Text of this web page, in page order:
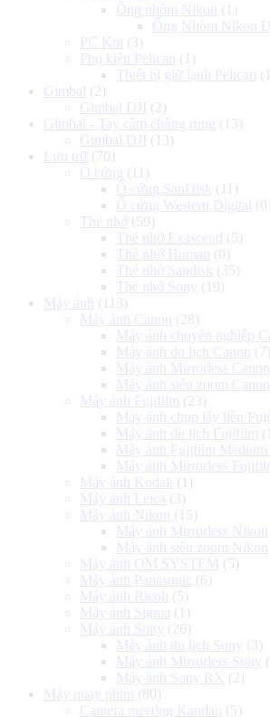
Ống nhòm Nikon
(1)
Ống Nhòm Nikon
PC Km (3)
Phụ kiện Pelican
(1)
Thiết bị giữ lạnh Pelican
Gimbal (2)
Gimbal DJI (2)
Gimbal - Tay cầm chống rung (13)
Gimbal DJI (13)
Lưu trữ (70)
Ổ cứng (11)
Ổ cứng SanDisk (11)
Ổ cứng Western Digital (0)
Thẻ nhớ (59)
Thẻ nhớ Exascend
(5)
Thẻ nhớ Homan
(0)
Thẻ nhớ Sandisk (35)
Thẻ nhớ Sony (19)
Máy ảnh
(113)
Máy ảnh Canon
(28)
Máy ảnh chuyên nghiệp
Máy ảnh du lịch Canon
(7)
Máy ảnh Mirrorless Canon
Máy ảnh siêu zoom Canon
Máy ảnh Fujifilm (23)
Máy ảnh chụp lấy liền
Máy ảnh du lịch Fujifilm
Máy ảnh Fujifilm Medium
Máy ảnh Mirrorless
Máy ảnh Kodak (1)
Máy ảnh Leica (3)
Máy ảnh Nikon
(15)
Máy ảnh Mirrorless Nikon
Máy ảnh siêu zoom Nikon
Máy ảnh OM SYSTEM (5)
Máy ảnh Panasonic (6)
Máy ảnh Ricoh
(5)
Máy ảnh Sigma (1)
Máy ảnh Sony (26)
Máy ảnh du lịch Sony (3)
Máy ảnh Mirrorless Sony
Máy ảnh Sony RX (2)
Máy quay phim (80)
Camera meeting Kandao (5)